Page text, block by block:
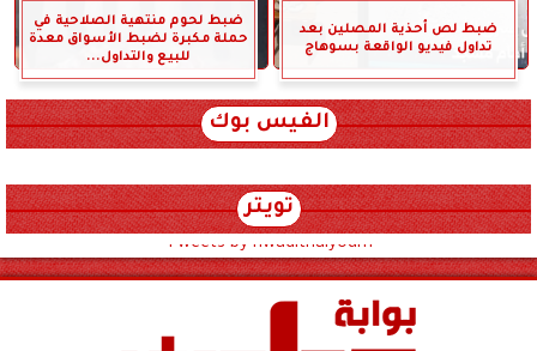
ضبط لص أحذية المصلين بعد
تداول فيديو الواقعة بسوهاج
ضبط لحوم منتهية الصلاحية في
حملة مكبرة لضبط الأسواق معدة
للبيع والتداول...
الفيس بوك
تويتر
Tweets by hwadithalyoum